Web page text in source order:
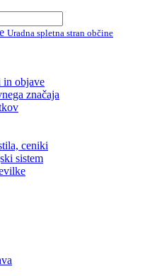
Uradna spletna stran občine
in objave
značaja
ceniki
sistem